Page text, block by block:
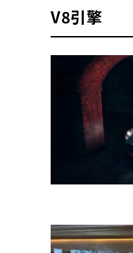
V8引擎